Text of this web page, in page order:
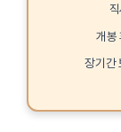
개봉
장기간